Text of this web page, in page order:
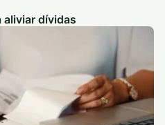
aliviar dívidas